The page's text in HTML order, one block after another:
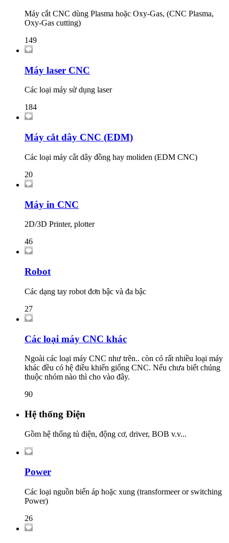
Máy cắt CNC dùng Plasma hoặc Oxy-Gas, (CNC Plasma,
Oxy-Gas cutting)
149
Máy laser CNC
Các loại máy sử dụng laser
184
Máy cắt dây CNC (EDM)
Các loại máy cắt dây đồng hay moliden (EDM CNC)
20
Máy in CNC
2D/3D Printer, plotter
46
Robot
Các dạng tay robot đơn bậc và đa bậc
27
Các loại máy CNC khác
Ngoài các loại máy CNC như trên.. còn có rất nhiều loại máy
khác đều có hệ điều khiển giống CNC. Nếu chưa biết chúng
thuộc nhóm nào thì cho vào đây.
90
Hệ thống Điện
Gồm hệ thống tủ điện, động cơ, driver, BOB v.v...
Power
Các loại nguồn biến áp hoặc xung (transformeer or switching
Power)
26